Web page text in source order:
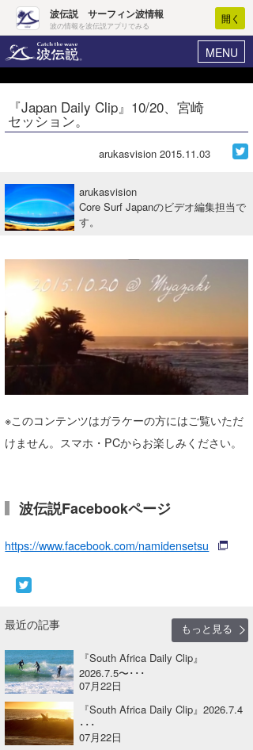
波伝説 サーフィン波情報
波の情報を波伝説アプリでみる
開く
MENU
ヘルプ マイホーム
ログイン
波情報･概況
WAVE HUNTER 波予想ツール
ニュース
サーフィンエリアガイド
会員メニュー
『Japan Daily Clip』10/20、宮崎
セッション。
arukasvision 2015.11.03
arukasvision
Core Surf Japanのビデオ編集担当で
す。
※このコンテンツはガラケーの方にはご覧いただ
けません。スマホ・PCからお楽しみください。
波伝説Facebookページ
https://www.facebook.com/namidensetsu
最近の記事
もっと見る
『South Africa Daily Clip』
2026.7.5〜･･･
07月22日
『South Africa Daily Clip』2026.7.4
･･･
07月22日
Core Surf Japan
アート＆エンタメ
ショップ情報
湘南
千葉北
大阪
ウラナミ
お知らせ
ライター/寄稿メディア
Core Surf Japan